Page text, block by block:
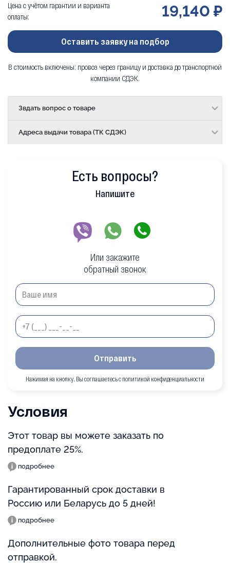
Цена с учётом гарантии и варианта
оплаты:
19,140 ₽
Оставить заявку на подбор
В стоимость включены: провоз через границу и доставка до транспортной
компании СДЭК.
Звдать вопрос о товаре
Адреса выдачи товара (ТК СДЭК)
Есть вопросы?
Напишите
Или закажите
обратный звонок
Отправить
Нажимая на кнопку, Вы соглашаетесь с политикой конфиденциальности
Условия
Этот товар вы можете заказать по
предоплате 25%.
подробнее
Гарантированный срок доставки в
Россию или Беларусь до 5 дней!
подробнее
Дополнительные фото товара перед
отправкой.